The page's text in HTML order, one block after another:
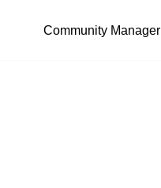
Community Manager